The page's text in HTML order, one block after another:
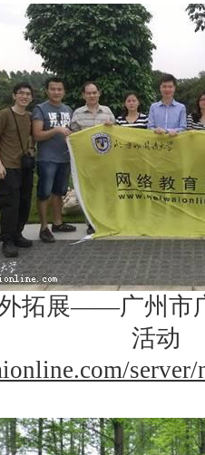
拓展——广州市
活动